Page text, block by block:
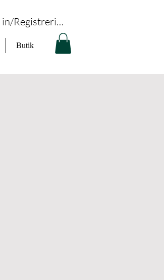
in/Registrering
Butik